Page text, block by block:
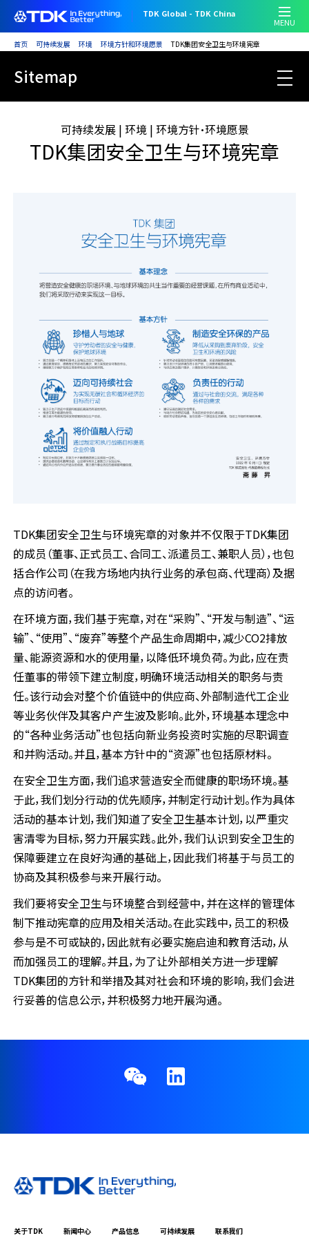
主
容
TDK Global - TDK China
MENU
首页 可持续发展 环境 环境方针和环境愿景 TDK集团安全卫生与环境宪章
到
Sitemap
Sustainability HOME
可持续发展 | 环境 | 环境方针·环境愿景
TDK集团安全卫生与环境宪章
TDK集团安全卫生与环境宪章的对象并不仅限于TDK集团
的成员（董事、正式员工、合同工、派遣员工、兼职人员），也包
括合作公司（在我方场地内执行业务的承包商、代理商）及据
点的访问者。
在环境方面，我们基于宪章，对在“采购”、“开发与制造”、“运
输”、“使用”、“废弃”等整个产品生命周期中，减少CO2排放
量、能源资源和水的使用量，以降低环境负荷。为此，应在责
任董事的带领下建立制度，明确环境活动相关的职务与责
任。该行动会对整个价值链中的供应商、外部制造代工企业
等业务伙伴及其客户产生波及影响。此外，环境基本理念中
的“各种业务活动”也包括向新业务投资时实施的尽职调查
和并购活动。并且，基本方针中的“资源”也包括原材料。
在安全卫生方面，我们追求营造安全而健康的职场环境。基
于此，我们划分行动的优先顺序，并制定行动计划。作为具体
活动的基本计划，我们知道了安全卫生基本计划，以严重灾
害清零为目标，努力开展实践。此外，我们认识到安全卫生的
保障要建立在良好沟通的基础上，因此我们将基于与员工的
协商及其积极参与来开展行动。
我们要将安全卫生与环境整合到经营中，并在这样的管理体
制下推动宪章的应用及相关活动。在此实践中，员工的积极
参与是不可或缺的，因此就有必要实施启迪和教育活动，从
而加强员工的理解。并且，为了让外部相关方进一步理解
TDK集团的方针和举措及其对社会和环境的影响，我们会进
行妥善的信息公示，并积极努力地开展沟通。
关于TDK 新闻中心 产品信息 可持续发展 联系我们